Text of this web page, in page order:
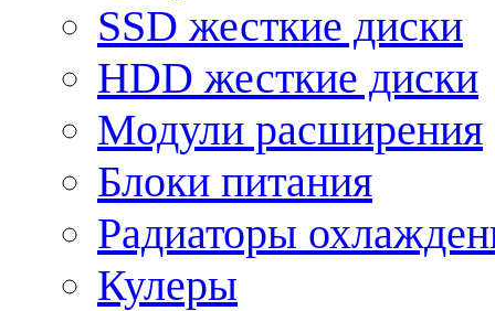
SSD жесткие диски
HDD жесткие диски
Модули расширения
Блоки питания
Радиаторы
Кулеры